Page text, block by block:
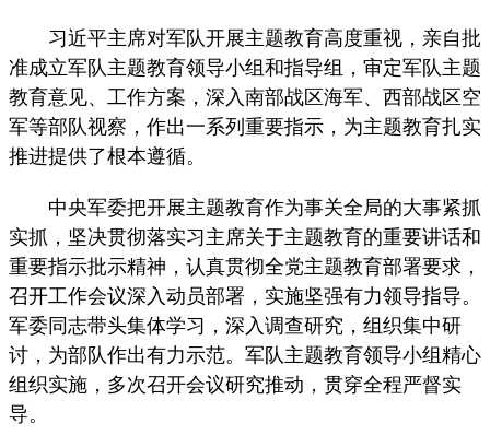
习近平主席对军队开展主题教育高度重视，亲自批
准成立军队主题教育领导小组和指导组，审定军队主题
教育意见、工作方案，深入南部战区海军、西部战区空
军等部队视察，作出一系列重要指示，为主题教育扎实
推进提供了根本遵循。
中央军委把开展主题教育作为事关全局的大事紧抓
实抓，坚决贯彻落实习主席关于主题教育的重要讲话和
重要指示批示精神，认真贯彻全党主题教育部署要求，
召开工作会议深入动员部署，实施坚强有力领导指导。
军委同志带头集体学习，深入调查研究，组织集中研
讨，为部队作出有力示范。军队主题教育领导小组精心
组织实施，多次召开会议研究推动，贯穿全程严督实
导。